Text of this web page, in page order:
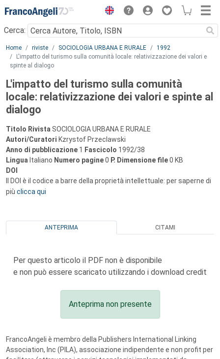
Menu
Cerca:
Main content
Home riviste SOCIOLOGIA URBANA E RURALE
1992
L'impatto del turismo sulla comunità locale: relativizzazione dei valori e
spinte al dialogo
L'impatto del turismo sulla comunità
locale: relativizzazione dei valori e spinte al
dialogo
Titolo Rivista SOCIOLOGIA URBANA E RURALE
Autori/Curatori Kzrystof Przeclawski
Anno di pubblicazione 1 Fascicolo 1992/38
Lingua Italiano Numero pagine0 P. Dimensione file0 KB
DOI
Il DOI è il codice a barre della proprietà intellettuale: per saperne di
più clicca qui
ANTEPRIMA CITAMI
Per questo articolo il PDF non è disponibile
e non può essere scaricato utilizzando i download credit
Anteprima non presente
FrancoAngeli è membro della Publishers International Linking
Association, Inc (PILA), associazione indipendente e non profit per